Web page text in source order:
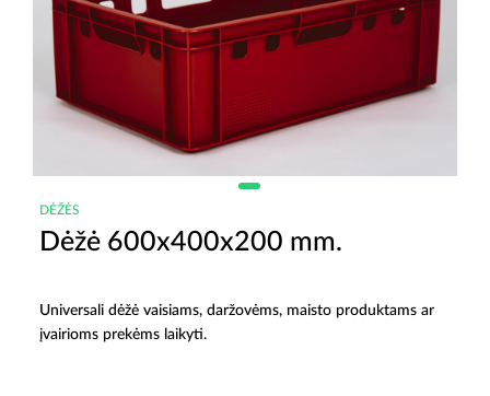
DĖŽĖS
Dėžė 600x400x200 mm.
Universali dėžė vaisiams, daržovėms, maisto produktams ar
įvairioms prekėms laikyti.